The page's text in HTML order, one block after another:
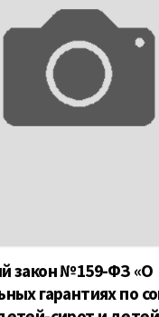
закон №159-ФЗ «О
гарантиях по